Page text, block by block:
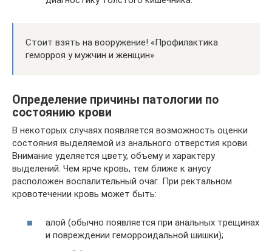
Стоит взять на вооружение! «Профилактика
геморроя у мужчин и женщин»
Определение причины патологии по
состоянию крови
В некоторых случаях появляется возможность оценки
состояния выделяемой из анального отверстия крови.
Внимание уделяется цвету, объему и характеру
выделений. Чем ярче кровь, тем ближе к анусу
расположен воспалительный очаг. При ректальном
кровотечении кровь может быть:
алой (обычно появляется при анальных трещинах
и повреждении геморроидальной шишки);